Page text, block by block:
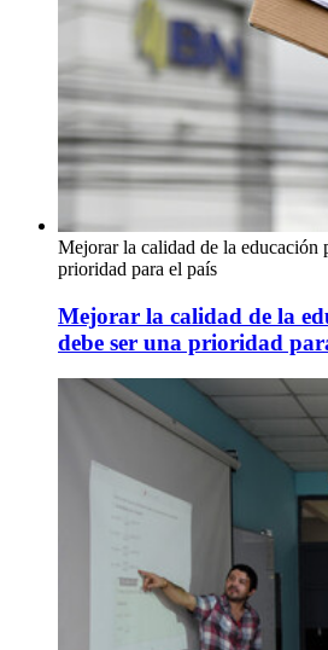
Mejorar la calidad de la educación
prioridad para el país
Mejorar la calidad de la
debe ser una prioridad